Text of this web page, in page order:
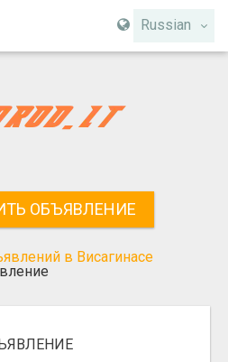
Russian
ОБЪЯВЛЕНИЕ
в Висагинасе